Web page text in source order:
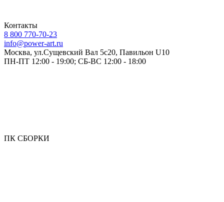
Контакты
8 800 770-70-23
info@power-art.ru
Москва, ул.Сущевский Вал 5с20, Павильон U10
ПН-ПТ 12:00 - 19:00; СБ-ВС 12:00 - 18:00
ПК СБОРКИ